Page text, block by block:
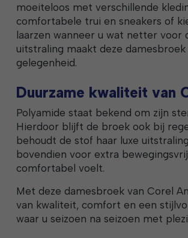
moeiteloos met verschillende
comfortabele trui en sneakers of
laarzen wanneer u wat netter voor
uitstraling maakt deze
gelegenheid.
Duurzame kwaliteit van
Polyamide staat bekend om zijn
Hierdoor blijft de broek ook bij
behoudt de stof haar luxe
bovendien voor extra
comfortabel voelt.
Met deze damesbroek van Corel
van kwaliteit, comfort en een
waar u seizoen na seizoen met